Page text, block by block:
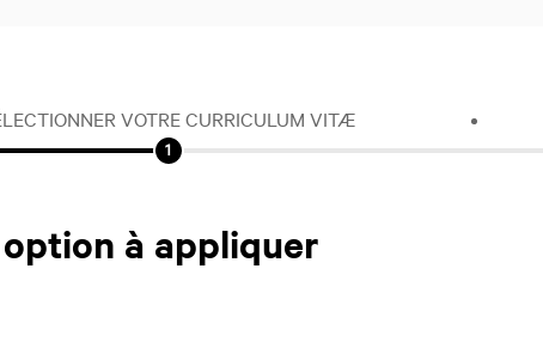
VOTRE CURRICULUM VITÆ
à appliquer